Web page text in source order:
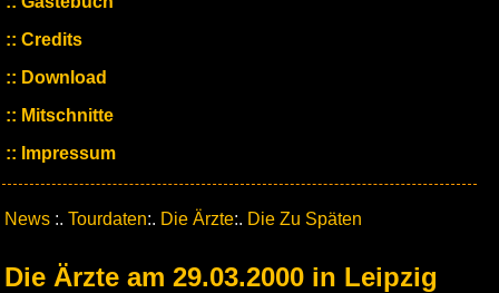
Credits
Download
Mitschnitte
Impressum
News :. Tourdaten:. Die Ärzte:. Die Zu Späten
Die Ärzte am 29.03.2000 in Leipzig